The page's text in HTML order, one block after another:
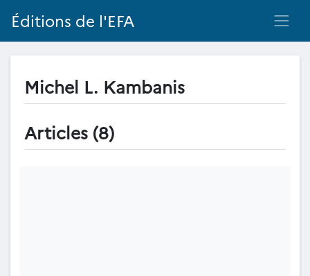
Éditions de l'EFA
Michel L. Kambanis
Articles (8)